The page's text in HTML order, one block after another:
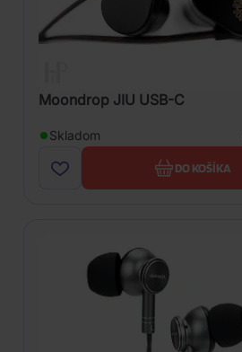
Moondrop JIU USB-C
Skladom
DO KOŠÍKA